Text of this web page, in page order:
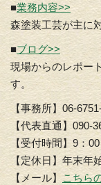
■業務内容>>
森塗装工芸が主に
■ブログ>>
現場からのレポー
す。
【事務所】06-
【代表直通】090-
【受付時間】9：
【定休日】年末年
【メール】
こちら